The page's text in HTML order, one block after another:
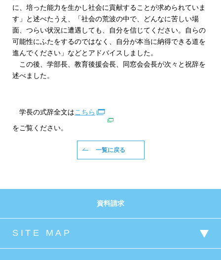
に、培った能力を生かし社会に貢献することが求められていま
す」と述べたうえ、「社会の荒波の中で、どんなに苦しい場
面、つらい状況に遭遇しても、自分を信じてください。自らの
可能性にふたをするのではなく、自分が本当に納得できる道を
進んでください」などとアドバイスしました。
この後、学部長、教育後援会長、同窓会会長が次々と祝辞を
述べました。
学長の式辞全文はこちら
をご覧ください。
一覧に戻る
資料請求